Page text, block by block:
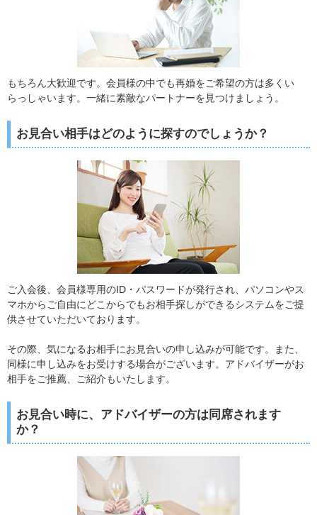
もちろん大歓迎です。会員様の中でも再婚をご希望の方は多くい
らっしゃいます。一緒に素敵なパートナーを見つけましょう。
お見合い相手はどのように探すのでしょうか？
ご入会後、会員様専用のID・パスワードが発行され、パソコンやス
マホからご自由にどこからでもお相手探しができるシステムをご提
供させていただいております。
その際、気になるお相手にお見合いの申し込みが可能です。また、
同様に申し込みをお受けする場合がございます。アドバイザーがお
相手をご推薦、ご紹介もいたします。
お見合い時に、アドバイザーの方は同席されます
か？